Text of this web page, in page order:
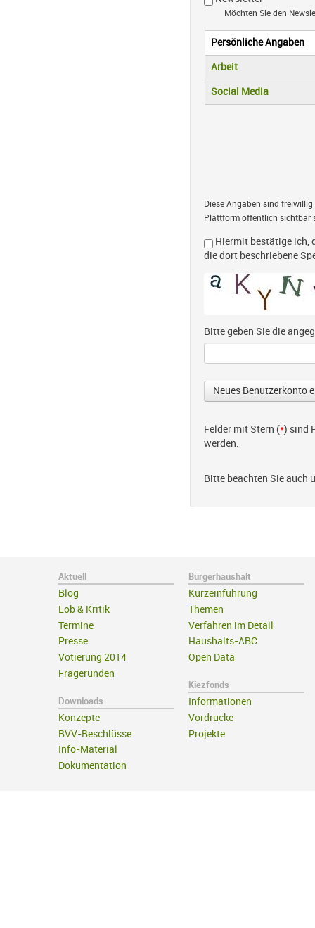
Möchten Sie den
Vertikale
Persönliche Angaben
(aktiver Reiter)
Arbeit
Social Media
Diese Angaben sind
Plattform öffentlich sichtbar
Hiermit bestätige ich,
die dort beschriebene
Bitte geben Sie die
Felder mit Stern (*) sind
werden.
Bitte beachten Sie auch
Aktuell
Blog
Lob & Kritik
Termine
Presse
Votierung 2014
Fragerunden
Downloads
Konzepte
BVV-Beschlüsse
Info-Material
Dokumentation
Bürgerhaushalt
Kurzeinführung
Themen
Verfahren im Detail
Haushalts-ABC
Open Data
Kiezfonds
Informationen
Vordrucke
Projekte